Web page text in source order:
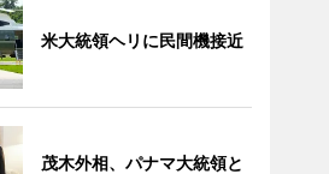
米大統領ヘリに民間機接近
茂木外相、パナマ大統領と